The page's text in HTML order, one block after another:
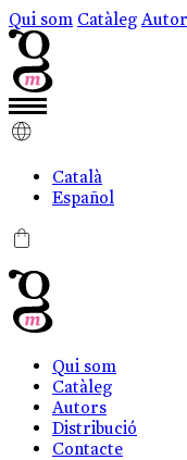
Qui som Catàleg
Català
Español
Qui som
Catàleg
Autors
Distribució
Contacte